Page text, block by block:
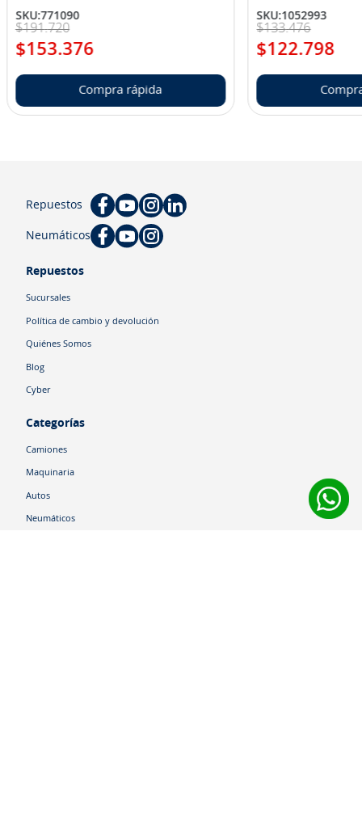
SKU:771090
$191.720
$153.376
Compra rápida
SKU:1052993
$133.476
$122.798
Repuestos
Neumáticos
Repuestos
Sucursales
Política de cambio y devolución
Quiénes Somos
Blog
Cyber
Categorías
Camiones
Maquinaria
Autos
Neumáticos